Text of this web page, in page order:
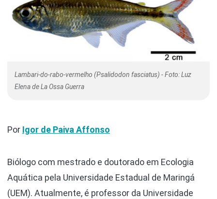
Lambari-do-rabo-vermelho (Psalidodon fasciatus) - Foto: Luz
Elena de La Ossa Guerra
Por Igor de Paiva Affonso
Biólogo com mestrado e doutorado em Ecologia
Aquática pela Universidade Estadual de Maringá
(UEM). Atualmente, é professor da Universidade